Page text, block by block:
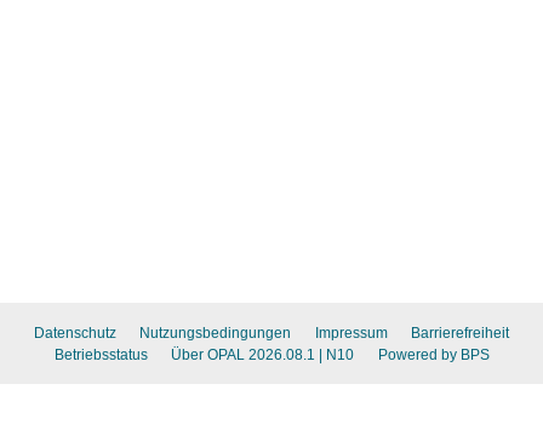
Datenschutz Nutzungsbedingungen Impressum
Barrierefreiheit
Betriebsstatus
Über OPAL 2026.08.1 | N10 Powered by BPS